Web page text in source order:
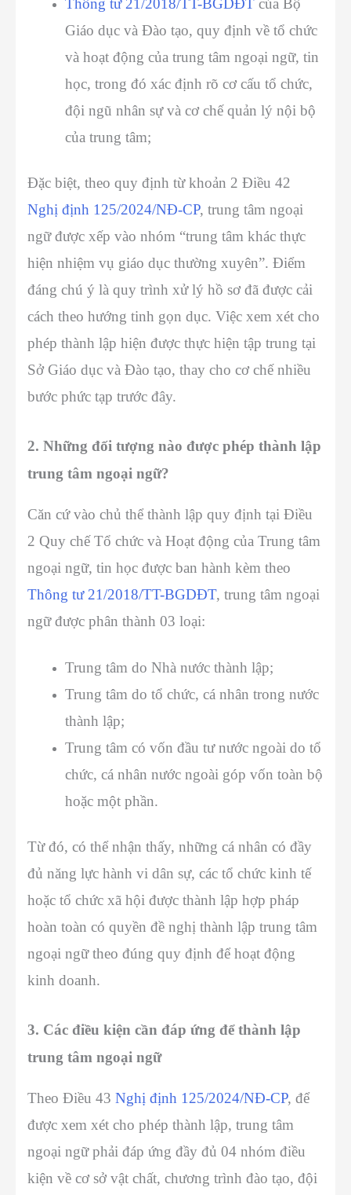
Thông tư 21/2018/TT-BGDĐT của Bộ
Giáo dục và Đào tạo, quy định về tổ chức
và hoạt động của trung tâm ngoại ngữ, tin
học, trong đó xác định rõ cơ cấu tổ chức,
đội ngũ nhân sự và cơ chế quản lý nội bộ
của trung tâm;
Đặc biệt, theo quy định từ khoản 2 Điều 42
Nghị định 125/2024/NĐ-CP, trung tâm ngoại
ngữ được xếp vào nhóm “trung tâm khác thực
hiện nhiệm vụ giáo dục thường xuyên”. Điểm
đáng chú ý là quy trình xử lý hồ sơ đã được cải
cách theo hướng tinh gọn dục. Việc xem xét cho
phép thành lập hiện được thực hiện tập trung tại
Sở Giáo dục và Đào tạo, thay cho cơ chế nhiều
bước phức tạp trước đây.
2. Những đối tượng nào được phép thành lập
trung tâm ngoại ngữ?
Căn cứ vào chủ thể thành lập quy định tại Điều
2 Quy chế Tổ chức và Hoạt động của Trung tâm
ngoại ngữ, tin học được ban hành kèm theo
Thông tư 21/2018/TT-BGDĐT, trung tâm ngoại
ngữ được phân thành 03 loại:
Trung tâm do Nhà nước thành lập;
Trung tâm do tổ chức, cá nhân trong nước
thành lập;
Trung tâm có vốn đầu tư nước ngoài do tổ
chức, cá nhân nước ngoài góp vốn toàn bộ
hoặc một phần.
Từ đó, có thể nhận thấy, những cá nhân có đầy
đủ năng lực hành vi dân sự, các tổ chức kinh tế
hoặc tổ chức xã hội được thành lập hợp pháp
hoàn toàn có quyền đề nghị thành lập trung tâm
ngoại ngữ theo đúng quy định để hoạt động
kinh doanh.
3. Các điều kiện cần đáp ứng để thành lập
trung tâm ngoại ngữ
Theo Điều 43 Nghị định 125/2024/NĐ-CP, để
được xem xét cho phép thành lập, trung tâm
ngoại ngữ phải đáp ứng đầy đủ 04 nhóm điều
kiện về cơ sở vật chất, chương trình đào tạo, đội